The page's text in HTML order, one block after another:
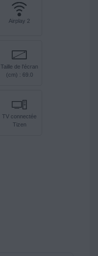
Airplay 2
Taille de l'écran
(cm) : 69.0
TV connectée
Tizen